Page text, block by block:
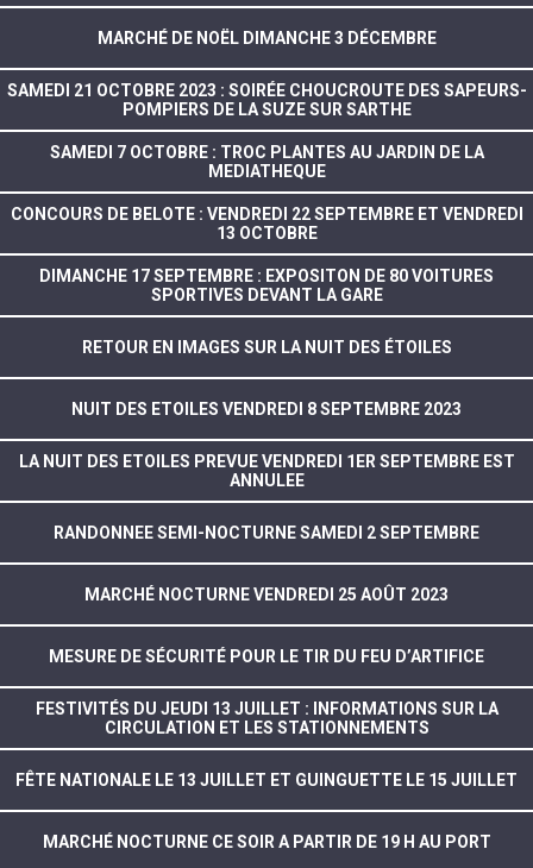
MARCHÉ DE NOËL DIMANCHE 3 DÉCEMBRE
SAMEDI 21 OCTOBRE 2023 : SOIRÉE CHOUCROUTE DES SAPEURS-
POMPIERS DE LA SUZE SUR SARTHE
SAMEDI 7 OCTOBRE : TROC PLANTES AU JARDIN DE LA
MEDIATHEQUE
CONCOURS DE BELOTE : VENDREDI 22 SEPTEMBRE ET VENDREDI
13 OCTOBRE
DIMANCHE 17 SEPTEMBRE : EXPOSITON DE 80 VOITURES
SPORTIVES DEVANT LA GARE
RETOUR EN IMAGES SUR LA NUIT DES ÉTOILES
NUIT DES ETOILES VENDREDI 8 SEPTEMBRE 2023
LA NUIT DES ETOILES PREVUE VENDREDI 1ER SEPTEMBRE EST
ANNULEE
RANDONNEE SEMI-NOCTURNE SAMEDI 2 SEPTEMBRE
MARCHÉ NOCTURNE VENDREDI 25 AOÛT 2023
MESURE DE SÉCURITÉ POUR LE TIR DU FEU D’ARTIFICE
FESTIVITÉS DU JEUDI 13 JUILLET : INFORMATIONS SUR LA
CIRCULATION ET LES STATIONNEMENTS
FÊTE NATIONALE LE 13 JUILLET ET GUINGUETTE LE 15 JUILLET
MARCHÉ NOCTURNE CE SOIR A PARTIR DE 19 H AU PORT